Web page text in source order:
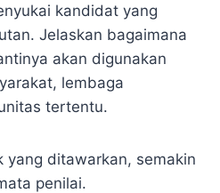
kandidat yang
Jelaskan bagaimana
akan digunakan
lembaga
tertentu.
yang ditawarkan, semakin
penilai.